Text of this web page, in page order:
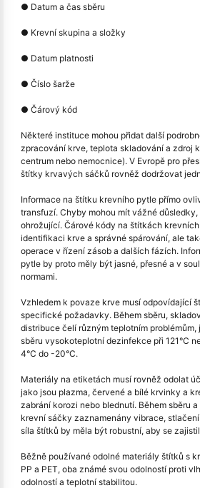
● Datum a čas sběru
● Krevní skupina a složky
● Datum platnosti
● Číslo šarže
● Čárový kód
Některé instituce mohou přidat další
zpracování krve, teplota skladování a zdroj
centrum nebo nemocnice). V Evropě pro
štítky krvavých sáčků rovněž dodržovat
Informace na štítku krevního pytle přímo
transfuzí. Chyby mohou mít vážné
ohrožující. Čárové kódy na štítkách
identifikaci krve a správné spárování, ale
operace v řízení zásob a dalších fázích.
pytle by proto měly být jasné, přesné a v
normami.
Vzhledem k povaze krve musí odpovídající
specifické požadavky. Během sběru,
distribuce čelí různým teplotním problémům,
sběru vysokoteplotní dezinfekce při 121°C
4°C do -20°C.
Materiály na etiketách musí rovněž odolat
jako jsou plazma, červené a bílé krvinky a
zabrání korozi nebo blednutí. Během sběru
krevní sáčky zaznamenány vibrace,
síla štítků by měla být robustní, aby se
Běžně používané odolné materiály štítků s
PP a PET, oba známé svou odolností proti
odolností a teplotní stabilitou.